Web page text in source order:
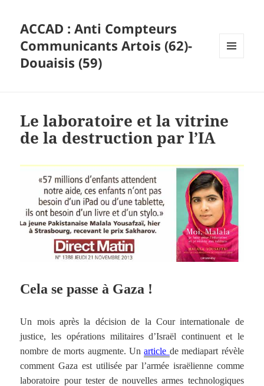
ACCAD : Anti Compteurs
Communicants Artois (62)-
Douaisis (59)
Le laboratoire et la vitrine
de la destruction par l’IA
Cela se passe à Gaza !
Un mois après la décision de la Cour internationale de
justice, les opérations militaires d’Israël continuent et le
nombre de morts augmente. Unarticle de mediapart révèle
comment Gaza est utilisée par l’armée israëlienne comme
laboratoire pour tester de nouvelles armes technologiques